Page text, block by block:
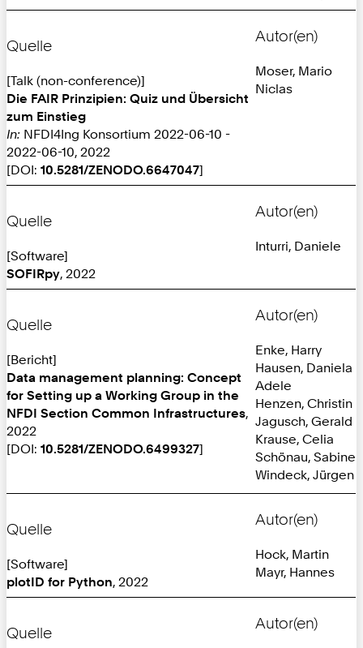
Quelle
[Talk (non-conference)]
Die FAIR Prinzipien: Quiz und Übersicht
zum Einstieg
In: NFDI4Ing Konsortium 2022-06-10 -
2022-06-10, 2022
[DOI: 10.5281/ZENODO.6647047]
Autor(en)
Moser, Mario
Niclas
Quelle
[Software]
SOFIRpy, 2022
Autor(en)
Inturri, Daniele
Quelle
[Bericht]
Data management planning: Concept
for Setting up a Working Group in the
NFDI Section Common Infrastructures,
2022
[DOI: 10.5281/ZENODO.6499327]
Autor(en)
Enke, Harry
Hausen, Daniela
Adele
Henzen, Christin
Jagusch, Gerald
Krause, Celia
Schönau, Sabine
Windeck, Jürgen
Quelle
[Software]
plotID for Python, 2022
Autor(en)
Hock, Martin
Mayr, Hannes
Quelle
Autor(en)